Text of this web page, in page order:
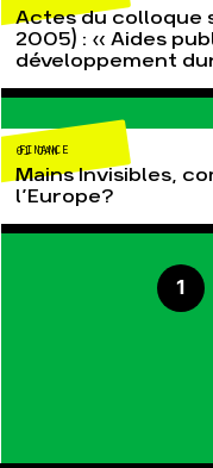
Agir au quotidien
Soutenir les
Transmettre tout ou
de son patrimoine
Télécharger
les guides éco-
Actualités
Publications
Actes du colloque
2005) : « Aides
développement
FINANCE
01 JAN
Mains Invisibles,
l’Europe?
1